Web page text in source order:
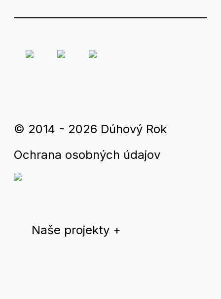
Naše projekty +
© 2014 - 2026 Dúhový Rok
Ochrana osobných údajov